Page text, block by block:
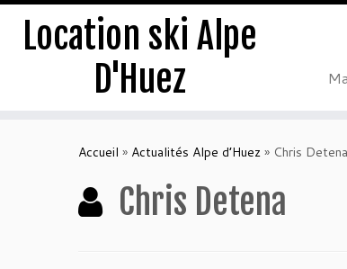
Location ski Alpe
D'Huez
Accueil » Actualités Alpe d’Huez » Chris Detena
Chris Detena